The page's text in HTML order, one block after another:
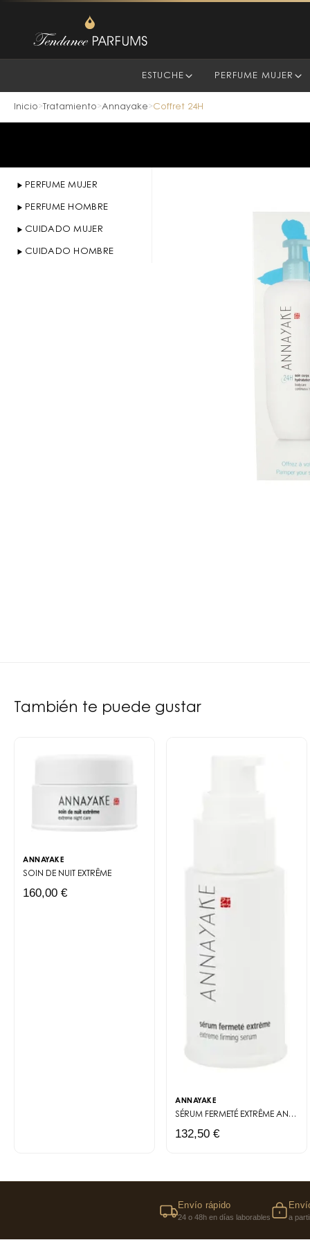
ESTUCHE PERFUME MUJER
Inicio>Tratamiento>Annayake>Coffret 24H
PERFUME MUJER
PERFUME HOMBRE
CUIDADO MUJER
CUIDADO HOMBRE
También te puede gustar
ANNAYAKE
SOIN DE NUIT EXTRÊME
160,00 €
ANNAYAKE
SÉRUM FERMETÉ EXTRÊME ANTI-AGE EXTRÊME
132,50 €
Envío rápido
24 o 48h en días laborables a